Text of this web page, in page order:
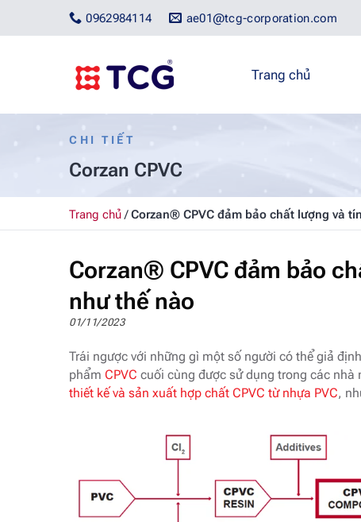
ae01@tcg-corporation.com
0962984114
Trang chủ
CHI TIẾT
Corzan CPVC
Trang chủ/Corzan® CPVC đảm bảo chất lượng và
Corzan® CPVC đảm bảo
như thế nào
01/11/2023
Trái ngược với những gì một số người có thể giả
phẩm CPVC cuối cùng được sử dụng trong các nhà
thiết kế và sản xuất hợp chất CPVC từ nhựa PVC,